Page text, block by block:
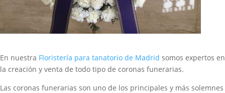
En nuestra Floristería para tanatorio de Madrid somos expertos en
la creación y venta de todo tipo de coronas funerarias.
Las coronas funerarias son uno de los principales y más solemnes